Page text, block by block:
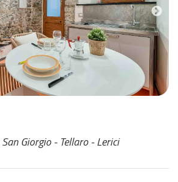
Giorgio - Tellaro - Lerici